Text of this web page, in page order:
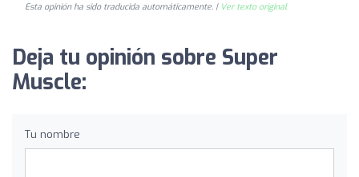
Esta opinión ha sido traducida automáticamente. | Ver texto original
Deja tu opinión sobre Super
Muscle:
Tu nombre